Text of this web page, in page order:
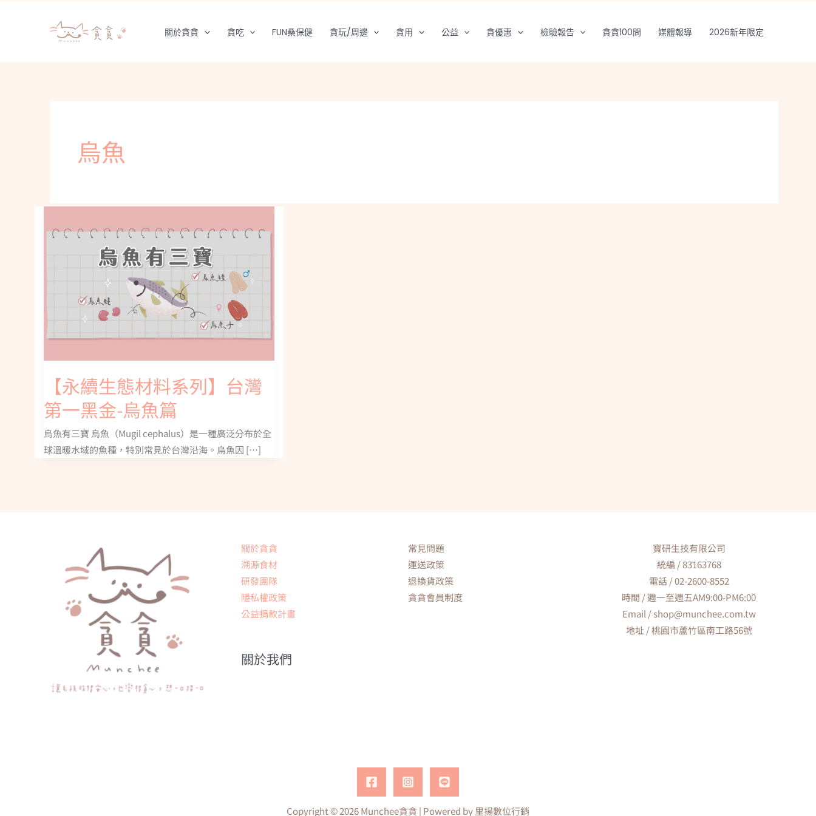
關於貪貪 貪吃 FUN桑保健 貪玩/周邊 貪用 公益 貪優惠 檢驗報告 貪貪100問 媒體報導 2026新年限定
烏魚
【永續生態材料系列】台灣
第一黑金-烏魚篇
烏魚有三寶 烏魚（Mugil cephalus）是一種廣泛分布於全
球溫暖水域的魚種，特別常見於台灣沿海。烏魚因 […]
關於貪貪
溯源食材
研發團隊
隱私權政策
公益捐款計畫
關於我們
常見問題
運送政策
退換貨政策
貪貪會員制度
寶研生技有限公司
統編 / 83163768
電話 / 02-2600-8552
時間 / 週一至週五AM9:00-PM6:00
Email / shop@munchee.com.tw
地址 / 桃園市蘆竹區南工路56號
Copyright © 2026 Munchee貪貪 | Powered by里揚數位行銷